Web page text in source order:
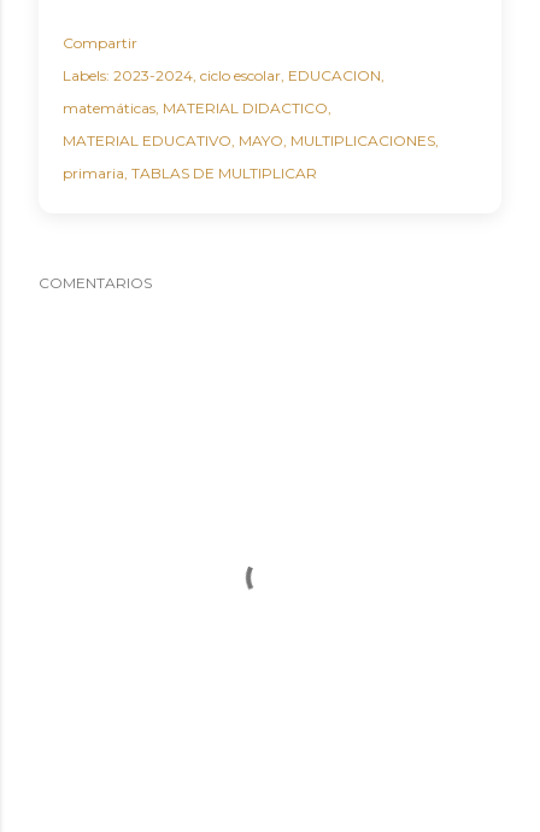
Compartir
Labels: 2023-2024 ciclo escolar EDUCACION
matemáticas MATERIAL DIDACTICO
MATERIAL EDUCATIVO MAYO MULTIPLICACIONES
primaria TABLAS DE MULTIPLICAR
COMENTARIOS